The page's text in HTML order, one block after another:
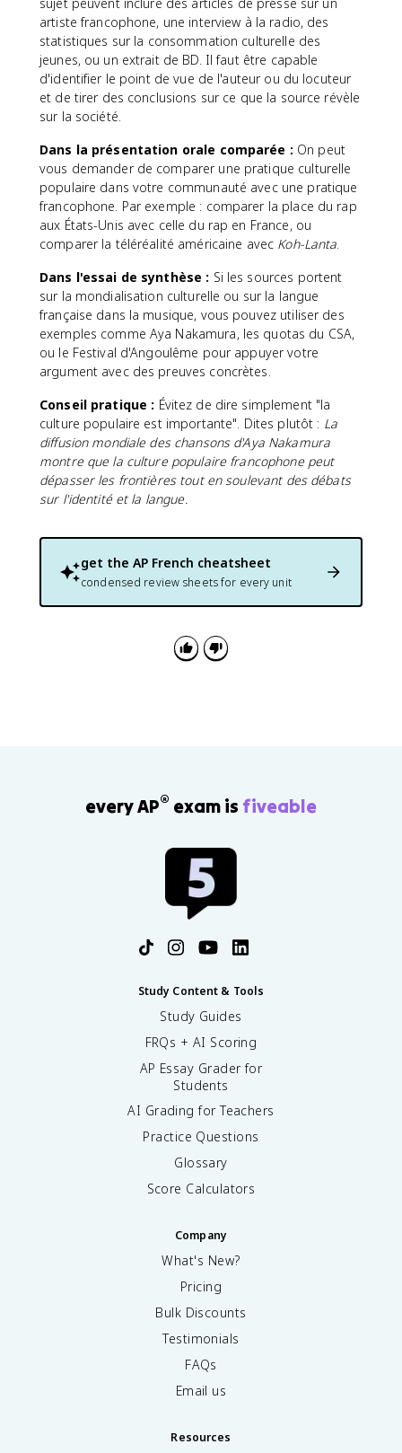
artiste francophone, une interview à la radio, des
statistiques sur la consommation culturelle des
jeunes, ou un extrait de BD. Il faut être capable
d'identifier le point de vue de l'auteur ou du locuteur
et de tirer des conclusions sur ce que la source révèle
sur la société.
Dans la présentation orale comparée : On peut
vous demander de comparer une pratique culturelle
populaire dans votre communauté avec une pratique
francophone. Par exemple : comparer la place du rap
aux États-Unis avec celle du rap en France, ou
comparer la téléréalité américaine avec Koh-Lanta
Dans l'essai de synthèse : Si les sources portent
sur la mondialisation culturelle ou sur la langue
française dans la musique, vous pouvez utiliser des
exemples comme Aya Nakamura, les quotas du CSA,
ou le Festival d'Angoulême pour appuyer votre
argument avec des preuves concrètes.
Conseil pratique : Évitez de dire simplement "la
culture populaire est importante". Dites plutôt : La
diffusion mondiale des chansons d'Aya Nakamura
montre que la culture populaire francophone peut
dépasser les frontières tout en soulevant des débats
sur l'identité et la langue.
get the AP French cheatsheet
condensed review sheets for every unit
every AP® exam is fiveable
Study Content & Tools
Study Guides
FRQs + AI Scoring
AP Essay Grader for
Students
AI Grading for Teachers
Practice Questions
Glossary
Score Calculators
Company
What's New?
Pricing
Bulk Discounts
Testimonials
FAQs
Email us
Resources